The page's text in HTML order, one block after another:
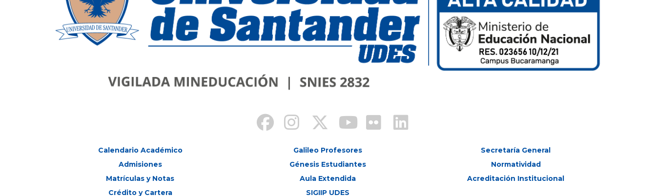
Calendario Académico
Admisiones
Matrículas y Notas
Crédito y Cartera
Galileo Profesores
Génesis Estudiantes
Aula Extendida
SIGIIP UDES
Secretaría General
Normatividad
Acreditación Institucional